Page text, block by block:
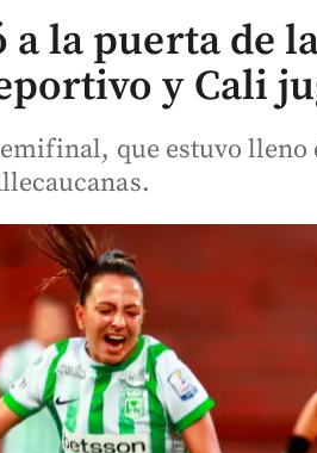
a la puerta de
y Cali
que estuvo lleno